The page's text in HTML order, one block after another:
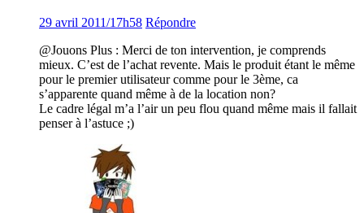
29 avril 2011/17h58 Répondre
@Jouons Plus : Merci de ton intervention, je comprends
mieux. C’est de l’achat revente. Mais le produit étant le même
pour le premier utilisateur comme pour le 3ème, ca
s’apparente quand même à de la location non?
Le cadre légal m’a l’air un peu flou quand même mais il fallait
penser à l’astuce ;)